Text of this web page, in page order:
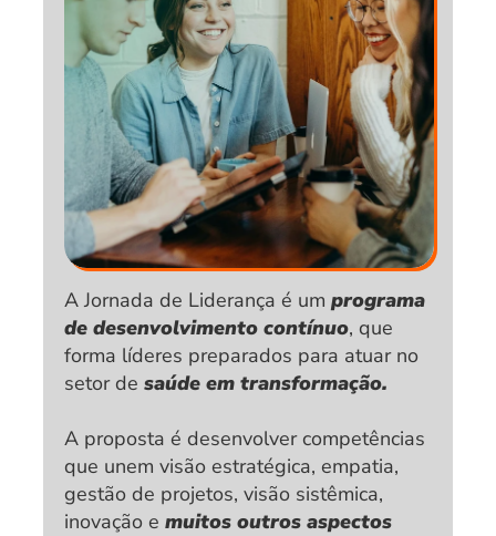
A Jornada de Liderança é um programa
de desenvolvimento contínuo, que
forma líderes preparados para atuar no
setor de saúde em transformação.
A proposta é desenvolver competências
que unem visão estratégica, empatia,
gestão de projetos, visão sistêmica,
inovação e muitos outros aspectos